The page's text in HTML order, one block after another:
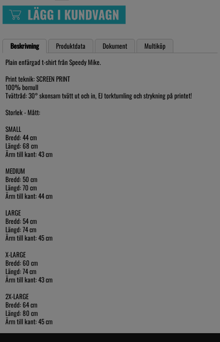
Beskrivning Produktdata Dokument
Multiköp
Plain enfärgad t-shirt från Speedy Mike.
Print teknik: SCREEN PRINT
100% bomull
Tvättråd: 30° skonsam tvätt ut och in, EJ torktumling och strykning på printet!
Storlek - Mått:
SMALL
Bredd: 44 cm
Längd: 68 cm
Ärm till kant: 43 cm
MEDIUM
Bredd: 50 cm
Längd: 70 cm
Ärm till kant: 44 cm
LARGE
Bredd: 54 cm
Längd: 74 cm
Ärm till kant: 45 cm
X-LARGE
Bredd: 60 cm
Längd: 74 cm
Ärm till kant: 43 cm
2X-LARGE
Bredd: 64 cm
Längd: 80 cm
Ärm till kant: 45 cm